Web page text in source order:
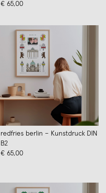
€ 65,00
redfries berlin – Kunstdruck DIN
B2
€ 65,00